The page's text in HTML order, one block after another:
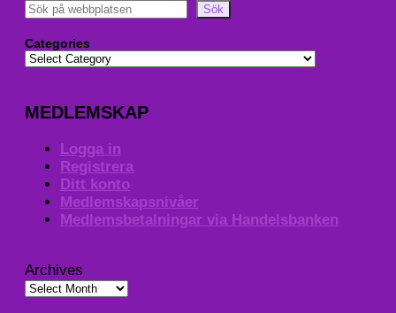
Sök
Categories
MEDLEMSKAP
Logga in
Registrera
Ditt konto
Medlemskapsnivåer
Medlemsbetalningar via Handelsbanken
Archives